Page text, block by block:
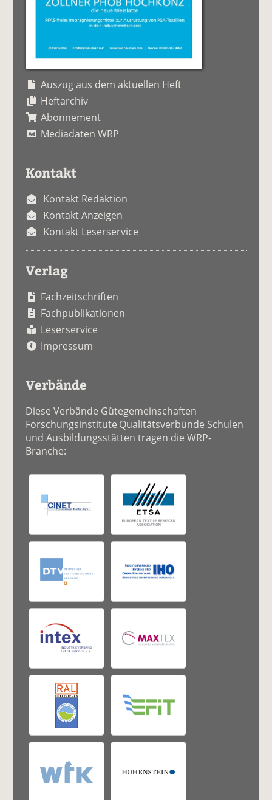
Auszug aus dem aktuellen Heft
Heftarchiv
Abonnement
Mediadaten WRP
Kontakt
Kontakt Redaktion
Kontakt Anzeigen
Kontakt Leserservice
Verlag
Fachzeitschriften
Fachpublikationen
Leserservice
Impressum
Verbände
Diese Verbände Gütegemeinschaften
Forschungsinstitute Qualitätsverbünde Schulen
und Ausbildungsstätten tragen die WRP-
Branche: